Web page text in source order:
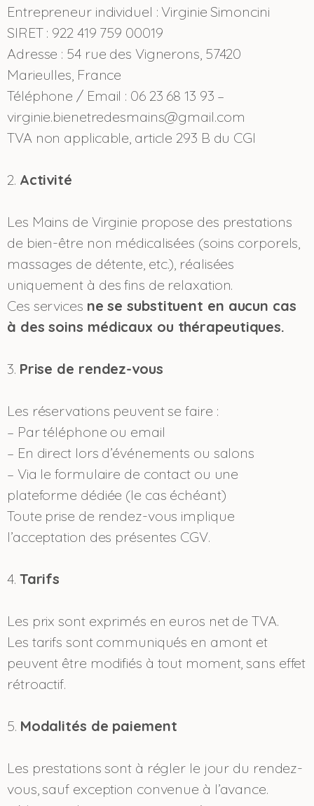
Entrepreneur individuel : Virginie Simoncini
SIRET : 922 419 759 00019
Adresse : 54 rue des Vignerons, 57420
Marieulles, France
Téléphone / Email : 06 23 68 13 93 –
virginie.bienetredesmains@gmail.com
TVA non applicable, article 293 B du CGI
2. Activité
Les Mains de Virginie propose des prestations
de bien-être non médicalisées (soins corporels,
massages de détente, etc.), réalisées
uniquement à des fins de relaxation.
Ces services ne se substituent en aucun cas
à des soins médicaux ou thérapeutiques.
3. Prise de rendez-vous
Les réservations peuvent se faire :
– Par téléphone ou email
– En direct lors d’événements ou salons
– Via le formulaire de contact ou une
plateforme dédiée (le cas échéant)
Toute prise de rendez-vous implique
l’acceptation des présentes CGV.
4. Tarifs
Les prix sont exprimés en euros net de TVA.
Les tarifs sont communiqués en amont et
peuvent être modifiés à tout moment, sans effet
rétroactif.
5. Modalités de paiement
Les prestations sont à régler le jour du rendez-
vous, sauf exception convenue à l’avance.